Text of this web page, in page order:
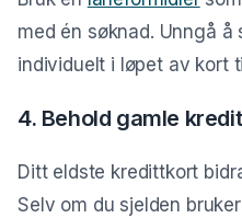
med én søknad. Unngå å
individuelt i løpet av kort
4. Behold gamle
Ditt eldste kredittkort
Selv om du sjelden